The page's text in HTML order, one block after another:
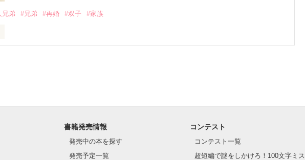
く〜ん！」
の近くに寄ってくんな」
兄弟 #兄弟 #再婚 #双子 #家族
書籍発売情報
発売中の本を探す
発売予定一覧
コンテスト
コンテスト一覧
超短編で謎をしかけろ！100文字ミス